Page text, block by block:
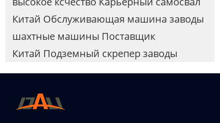
Китай Обслуживающая машина заводы
шахтные машины Поставщик
Китай Подземный скрепер заводы